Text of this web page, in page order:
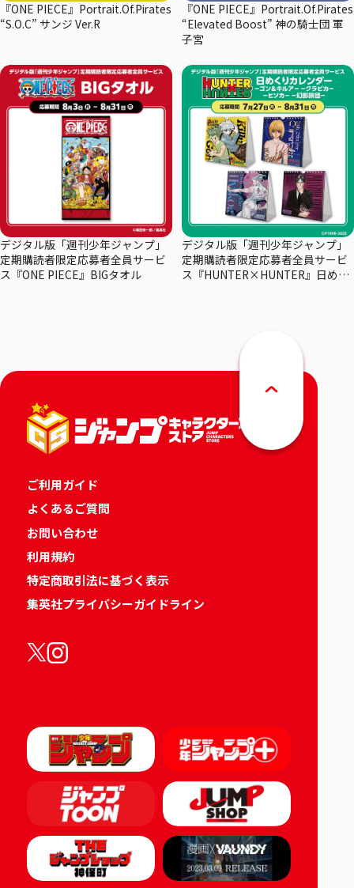
『ONE PIECE』Portrait.Of.Pirates
“S.O.C” サンジ Ver.R
『ONE PIECE』Portrait.Of.Pirates
“Elevated Boost” 神の騎士団 軍
子宮
デジタル版「週刊少年ジャンプ」
定期購読者限定応募者全員サービ
ス『ONE PIECE』BIGタオル
デジタル版「週刊少年ジャンプ」
定期購読者限定応募者全員サービ
ス『HUNTER×HUNTER』日めく
ご利用ガイド
よくあるご質問
お問い合わせ
利用規約
特定商取引法に基づく表示
集英社プライバシーガイドライン